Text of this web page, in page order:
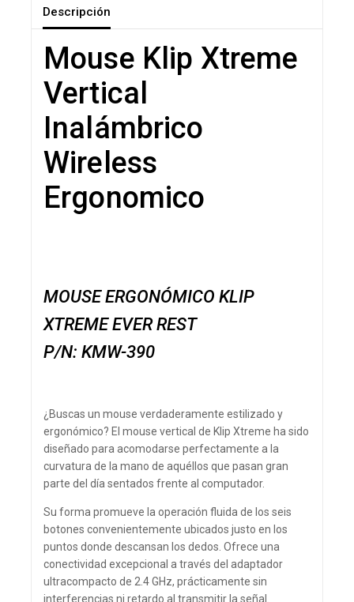
Descripción
Mouse Klip Xtreme
Vertical
Inalámbrico
Wireless
Ergonomico
MOUSE ERGONÓMICO KLIP
XTREME EVER REST
P/N: KMW-390
¿Buscas un mouse verdaderamente estilizado y
ergonómico? El mouse vertical de Klip Xtreme ha sido
diseñado para acomodarse perfectamente a la
curvatura de la mano de aquéllos que pasan gran
parte del día sentados frente al computador.
Su forma promueve la operación fluida de los seis
botones convenientemente ubicados justo en los
puntos donde descansan los dedos. Ofrece una
conectividad excepcional a través del adaptador
ultracompacto de 2.4 GHz, prácticamente sin
interferencias ni retardo al transmitir la señal.